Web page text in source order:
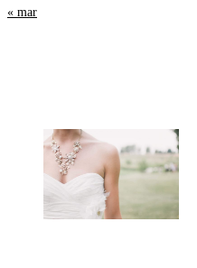
« mar